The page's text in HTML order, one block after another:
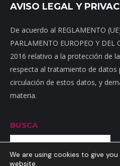
AVISO LEGAL Y
De acuerdo al REGLAMENTO
PARLAMENTO EUROPEO Y DEL
2016 relativo a la protección de
respecta al tratamiento de datos
circulación de estos datos, y
materia.
BUSCA
We are using cookies to give
website.